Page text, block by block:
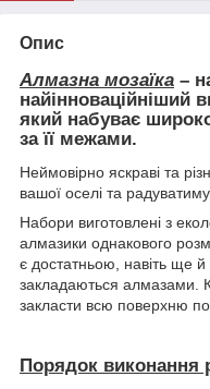
Опис
Алмазна мозаїка –
найінноваційніший
який набуває
за її межами.
Неймовірно яскраві та
вашої оселі та
Набори виготовлені з
алмазики однакового
є достатньою, навіть ще й
закладаються алмазами.
закласти всю поверхню
Порядок виконання